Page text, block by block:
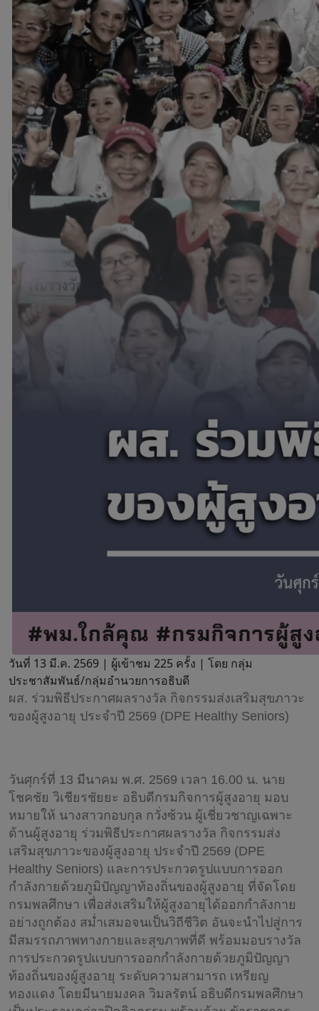
วันที่ 13 มี.ค. 2569 | ผู้เข้าชม 225 ครั้ง | โดย กลุ่ม
ประชาสัมพันธ์/กลุ่มอำนวยการอธิบดี
ผส. ร่วมพิธีประกาศผลรางวัล กิจกรรมส่งเสริมสุขภาวะ
ของผู้สูงอายุ ประจำปี 2569 (DPE Healthy Seniors)
วันศุกร์ที่ 13 มีนาคม พ.ศ. 2569 เวลา 16.00 น. นาย
โชคชัย วิเชียรชัยยะ อธิบดีกรมกิจการผู้สูงอายุ มอบ
หมายให้ นางสาวกอบกุล กวั่งซ้วน ผู้เชี่ยวชาญเฉพาะ
ด้านผู้สูงอายุ ร่วมพิธีประกาศผลรางวัล กิจกรรมส่ง
เสริมสุขภาวะของผู้สูงอายุ ประจำปี 2569 (DPE
Healthy Seniors) และการประกวดรูปแบบการออก
กำลังกายด้วยภูมิปัญญาท้องถิ่นของผู้สูงอายุ ที่จัดโดย
กรมพลศึกษา เพื่อส่งเสริมให้ผู้สูงอายุได้ออกกำลังกาย
อย่างถูกต้อง สม่ำเสมอจนเป็นวิถีชีวิต อันจะนำไปสู่การ
มีสมรรถภาพทางกายและสุขภาพที่ดี พร้อมมอบรางวัล
การประกวดรูปแบบการออกกำลังกายด้วยภูมิปัญญา
ท้องถิ่นของผู้สูงอายุ ระดับความสามารถ เหรียญ
ทองแดง โดยมีนายมงคล วิมลรัตน์ อธิบดีกรมพลศึกษา